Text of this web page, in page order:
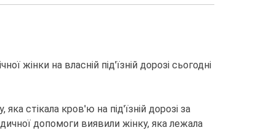
жінки на власній під'їзній дорозі сьогодні
стікала кров'ю на під'їзній дорозі за
допомоги виявили жінку, яка лежала